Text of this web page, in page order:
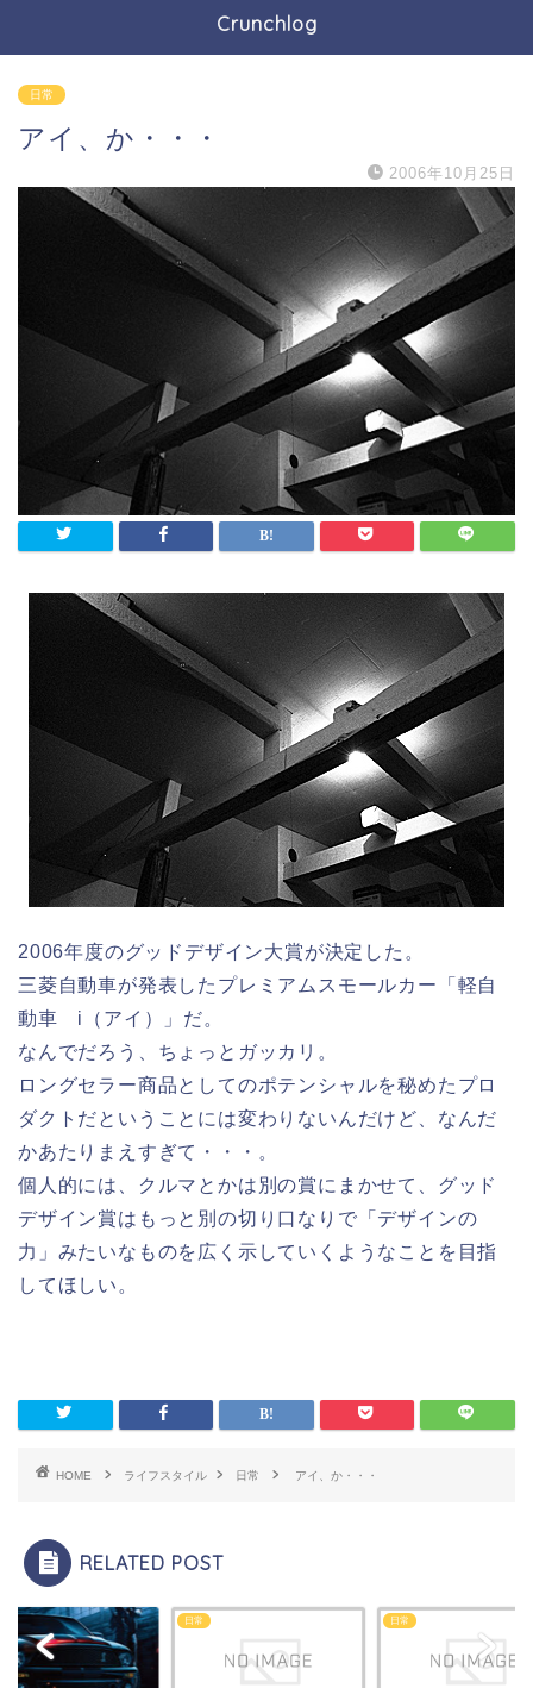
Crunchlog
日常
アイ、か・・・
2006年10月25日
2006年度のグッドデザイン大賞が決定した。
三菱自動車が発表したプレミアムスモールカー「軽自
動車 i（アイ）」だ。
なんでだろう、ちょっとガッカリ。
ロングセラー商品としてのポテンシャルを秘めたプロ
ダクトだということには変わりないんだけど、なんだ
かあたりまえすぎて・・・。
個人的には、クルマとかは別の賞にまかせて、グッド
デザイン賞はもっと別の切り口なりで「デザインの
力」みたいなものを広く示していくようなことを目指
してほしい。
HOME ライフスタイル 日常 アイ、か・・・
RELATED POST
日常 日常